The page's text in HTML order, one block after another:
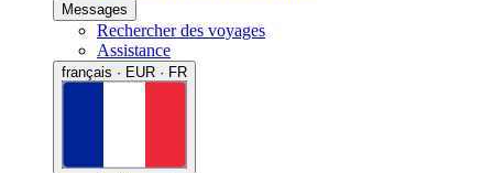
Messages
Rechercher des voyages
Assistance
français · EUR · FR